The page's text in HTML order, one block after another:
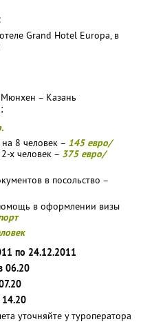
Grand Hotel Europa, в
– Казань
8 человек – 145 евро/
х человек – 375 евро/
в посольство –
в оформлении визы
по 24.12.2011
06.20
уточняйте у туроператора